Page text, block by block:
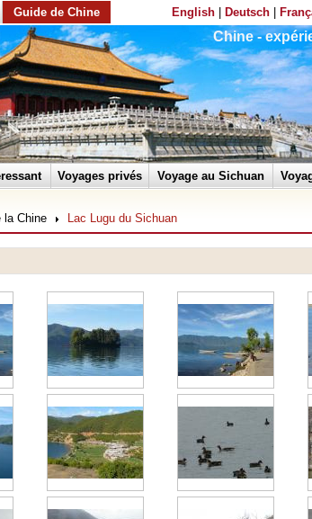
Guide de Chine English| Deutsch|
Chine -
Voyages privés Voyage au Sichuan
la Chine Lac Lugu du Sichuan